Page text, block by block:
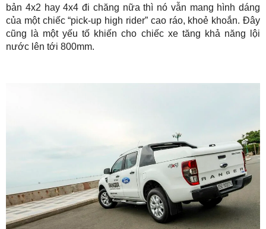
bản 4x2 hay 4x4 đi chăng nữa thì nó vẫn mang hình dáng
của một chiếc “pick-up high rider” cao ráo, khoẻ khoắn. Đây
cũng là một yếu tố khiến cho chiếc xe tăng khả năng lội
nước lên tới 800mm.